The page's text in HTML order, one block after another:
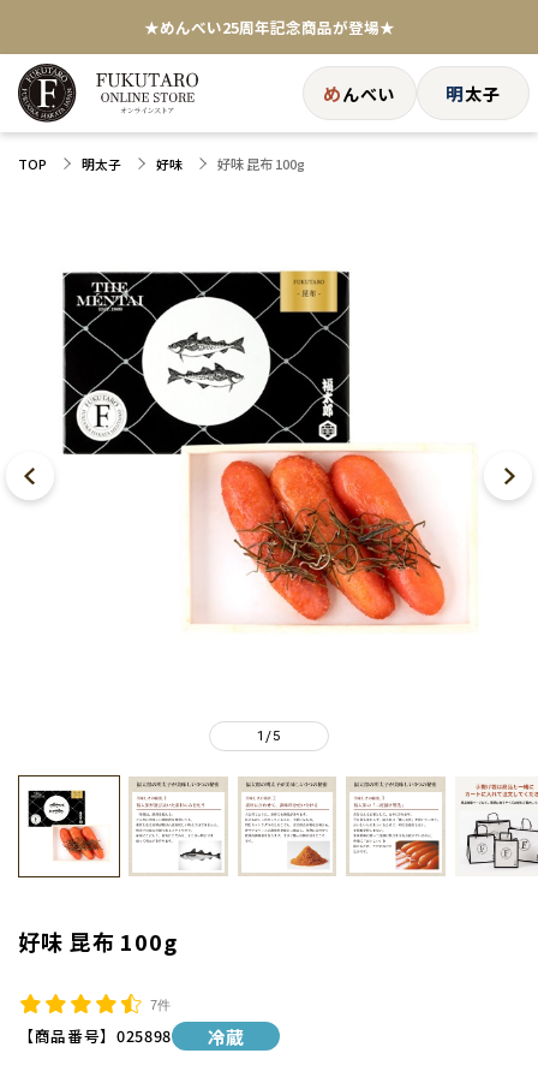
★めんべい25周年記念商品が登場★
【色々な味を試したい方へ】ポストイン！めんべい
送料全国一律770円！10,800円以上で送料無料
めんべい 明太子
TOP 明太子 好味 好味 昆布 100g
1 /5
好味 昆布 100g
7件
【商品番号】 025898 冷蔵